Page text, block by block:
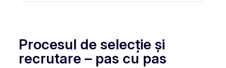
Procesul de selecție și
recrutare – pas cu pas